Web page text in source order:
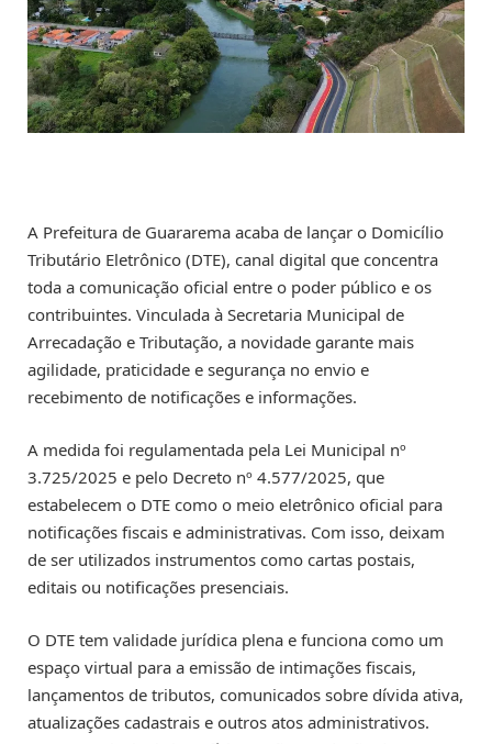
A Prefeitura de Guararema acaba de lançar o Domicílio
Tributário Eletrônico (DTE), canal digital que concentra
toda a comunicação oficial entre o poder público e os
contribuintes. Vinculada à Secretaria Municipal de
Arrecadação e Tributação, a novidade garante mais
agilidade, praticidade e segurança no envio e
recebimento de notificações e informações.
A medida foi regulamentada pela Lei Municipal nº
3.725/2025 e pelo Decreto nº 4.577/2025, que
estabelecem o DTE como o meio eletrônico oficial para
notificações fiscais e administrativas. Com isso, deixam
de ser utilizados instrumentos como cartas postais,
editais ou notificações presenciais.
O DTE tem validade jurídica plena e funciona como um
espaço virtual para a emissão de intimações fiscais,
lançamentos de tributos, comunicados sobre dívida ativa,
atualizações cadastrais e outros atos administrativos.